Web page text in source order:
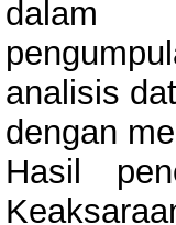
dalam
analisis
dengan
Hasil